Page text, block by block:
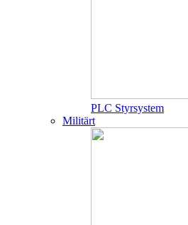
PLC Styrsystem
Militärt